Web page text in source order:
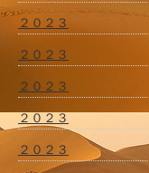
２０２３
２０２３
２０２３
２０２３
２０２３